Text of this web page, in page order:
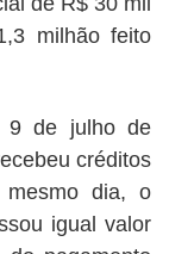
milhão feito
9 de julho de
créditos
dia, o
igual valor